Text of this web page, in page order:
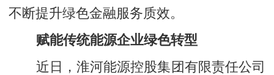
不断提升绿色金融服务质效。
赋能传统能源企业绿色转型
近日，淮河能源控股集团有限责任公司